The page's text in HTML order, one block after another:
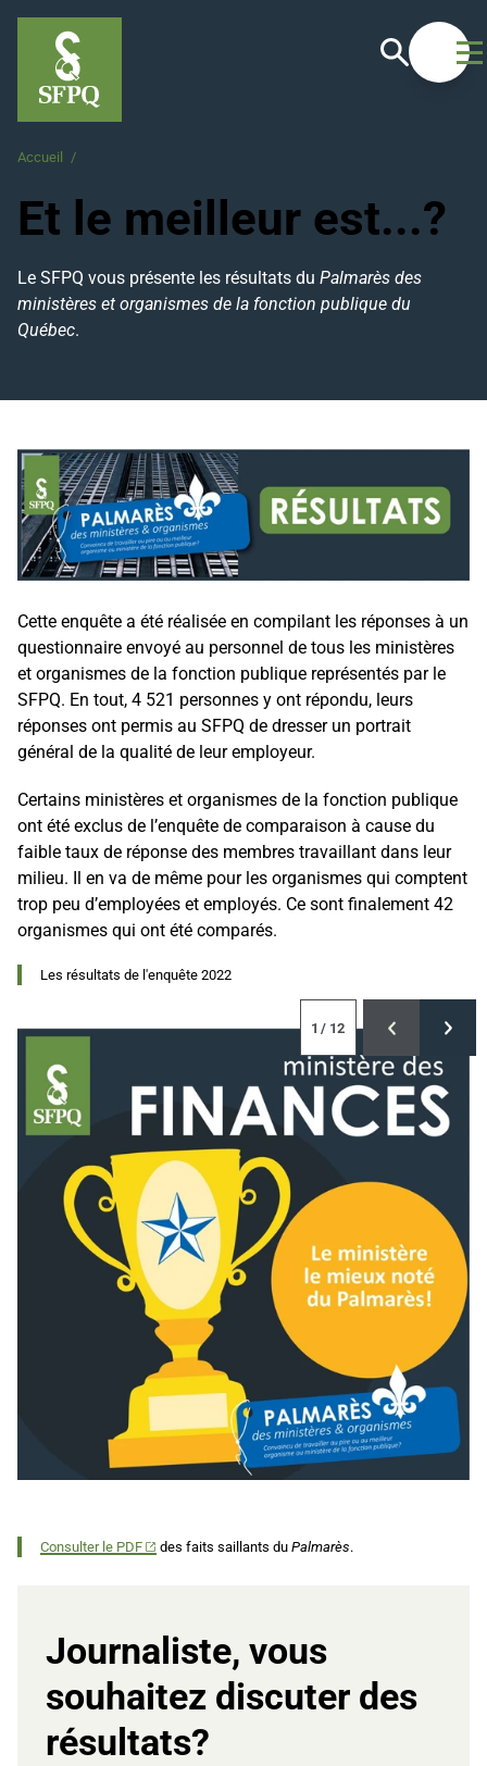
Recherche
Accueil /
Et le meilleur est...?
Le SFPQ vous présente les résultats duPalmarès des
ministères et organismes de la fonction publique du
Québec.
Cette enquête a été réalisée en compilant les réponses à un
questionnaire envoyé au personnel de tous les ministères
et organismes de la fonction publique représentés par le
SFPQ. En tout, 4 521 personnes y ont répondu, leurs
réponses ont permis au SFPQ de dresser un portrait
général de la qualité de leur employeur.
Certains ministères et organismes de la fonction publique
ont été exclus de l’enquête de comparaison à cause du
faible taux de réponse des membres travaillant dans leur
milieu. Il en va de même pour les organismes qui comptent
trop peu d’employées et employés. Ce sont finalement 42
organismes qui ont été comparés.
Les résultats de l'enquête 2022
1 / 12
Consulter le PDF des faits saillants du Palmarès.
Journaliste, vous
souhaitez discuter des
résultats?